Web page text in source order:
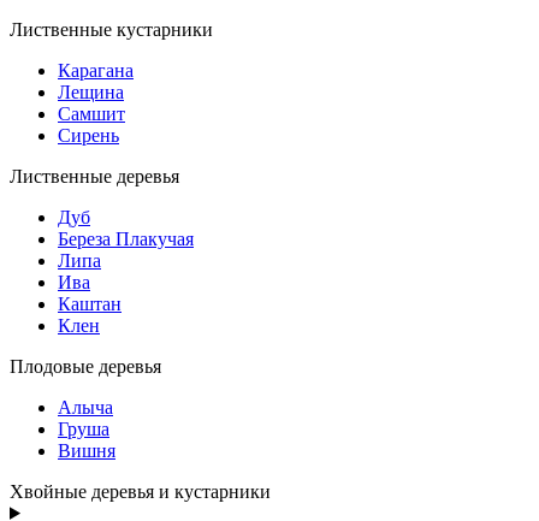
Лиственные кустарники
Карагана
Лещина
Самшит
Сирень
Лиственные деревья
Дуб
Береза Плакучая
Липа
Ива
Каштан
Клен
Плодовые деревья
Алыча
Груша
Вишня
Хвойные деревья и кустарники